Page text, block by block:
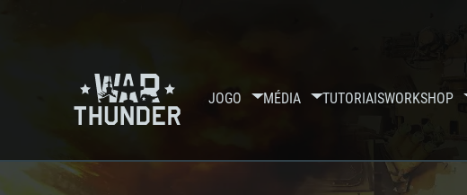
JOGO MÉDIA TUTORIAISWORKSHOP